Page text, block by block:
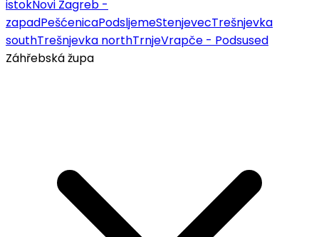
istokNovi Zagreb -
zapadPešćenicaPodsljemeStenjevecTrešnjevka
southTrešnjevka northTrnjeVrapče - Podsused
Záhřebská župa